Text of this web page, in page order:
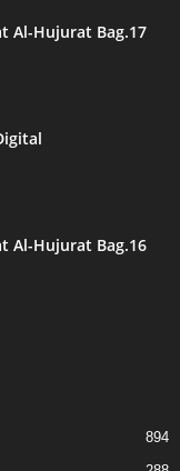
Al-Hujurat Bag.17
Al-Hujurat Bag.16
894